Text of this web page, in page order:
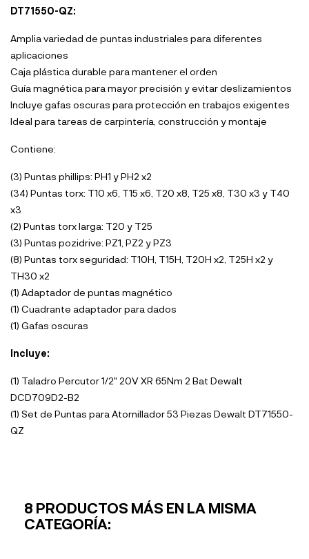
DT71550-QZ:
Amplia variedad de puntas industriales para diferentes
aplicaciones
Caja plástica durable para mantener el orden
Guía magnética para mayor precisión y evitar deslizamientos
Incluye gafas oscuras para protección en trabajos exigentes
Ideal para tareas de carpintería, construcción y montaje
Contiene:
(3) Puntas phillips: PH1 y PH2 x2
(34) Puntas torx: T10 x6, T15 x6, T20 x8, T25 x8, T30 x3 y T40
x3
(2) Puntas torx larga: T20 y T25
(3) Puntas pozidrive: PZ1, PZ2 y PZ3
(8) Puntas torx seguridad: T10H, T15H, T20H x2, T25H x2 y
TH30 x2
(1) Adaptador de puntas magnético
(1) Cuadrante adaptador para dados
(1) Gafas oscuras
Incluye:
(1) Taladro Percutor 1/2" 20V XR 65Nm 2 Bat Dewalt
DCD709D2-B2
(1) Set de Puntas para Atornillador 53 Piezas Dewalt DT71550-
QZ
8 PRODUCTOS MÁS EN LA MISMA
CATEGORÍA: